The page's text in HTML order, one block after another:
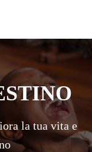
la tua vita e